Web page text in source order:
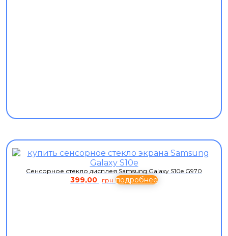
Сенсорное стекло дисплея Samsung Galaxy S10e G970
399,00 грн подробнее